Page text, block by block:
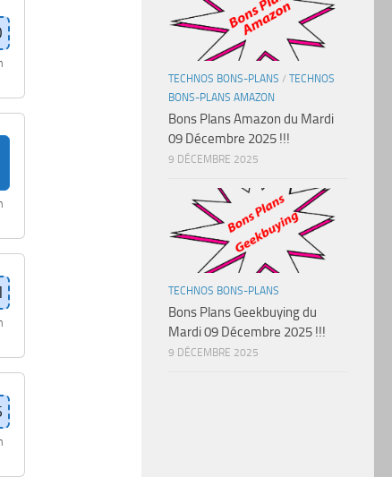
TECHNOS BONS-PLANS / TECHNOS
BONS-PLANS AMAZON
Bons Plans Amazon du Mardi
09 Décembre 2025 !!!
9 DÉCEMBRE 2025
TECHNOS BONS-PLANS
Bons Plans Geekbuying du
Mardi 09 Décembre 2025 !!!
9 DÉCEMBRE 2025